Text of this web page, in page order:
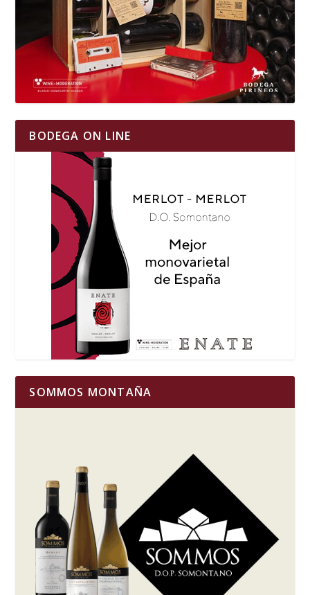
BODEGA ON LINE
SOMMOS MONTAÑA